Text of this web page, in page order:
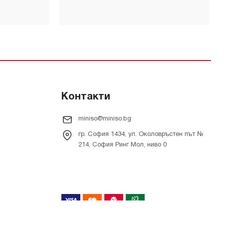
Контакти
miniso@miniso.bg
гр. София 1434, ул. Околовръстен път №
214, София Ринг Мол, ниво 0